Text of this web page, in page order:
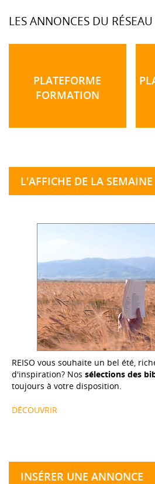
LES ANNONCES DU RÉSEAU
PLATEFORME
FORMATION
L'AFFICHE DE LA SEMAINE
REISO vous souhaite un bel été,
d'inspiration? Nos sélections des
toujours à votre disposition.
DÉCOUVRIR
INSÉRER UNE ANNONCE